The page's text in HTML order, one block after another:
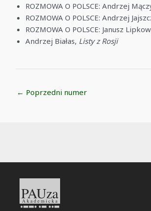
ROZMOWA O POLSCE: Andrzej
ROZMOWA O POLSCE: Andrzej
ROZMOWA O POLSCE: Janusz
Andrzej Białas, Listy z Rosji
Post
← Poprzedni numer